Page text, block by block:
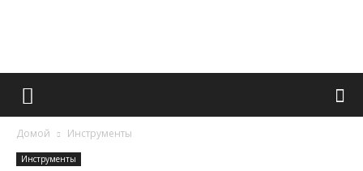
Французский
Домой Инструменты
Инструменты